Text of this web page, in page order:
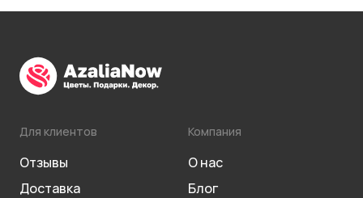
Для клиентов
Отзывы
Доставка
Компания
О нас
Блог